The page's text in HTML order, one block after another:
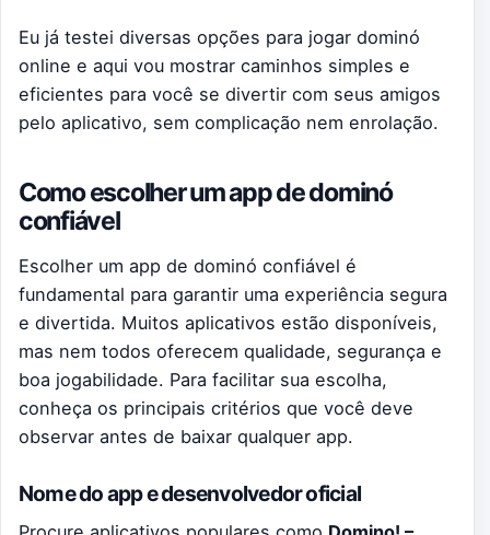
Eu já testei diversas opções para jogar dominó
online e aqui vou mostrar caminhos simples e
eficientes para você se divertir com seus amigos
pelo aplicativo, sem complicação nem enrolação.
Como escolher um app de dominó
confiável
Escolher um app de dominó confiável é
fundamental para garantir uma experiência segura
e divertida. Muitos aplicativos estão disponíveis,
mas nem todos oferecem qualidade, segurança e
boa jogabilidade. Para facilitar sua escolha,
conheça os principais critérios que você deve
observar antes de baixar qualquer app.
Nome do app e desenvolvedor oficial